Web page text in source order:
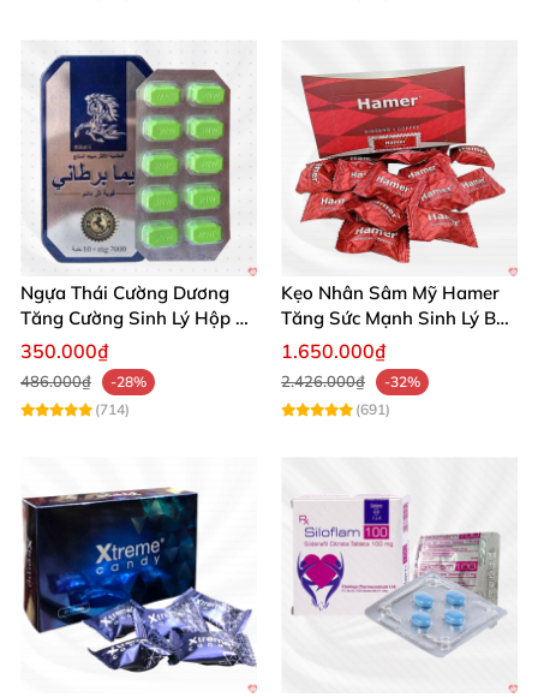
khắc yêu!🛒
Ngựa Thái Cường Dương
Tăng Cường Sinh Lý Hộp 10
Viên Chính Hãng
350.000₫
486.000₫
-28%
(714)
Kẹo Nhân Sâm Mỹ Hamer
Tăng Sức Mạnh Sinh Lý Bền
Lâu
1.650.000₫
2.426.000₫
-32%
(691)